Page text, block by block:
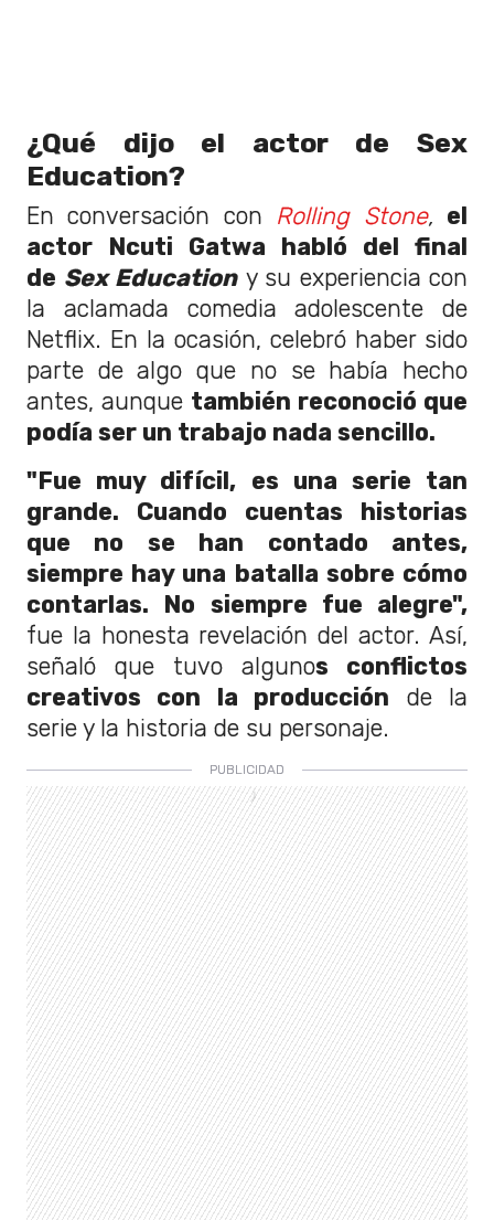
¿Qué dijo el actor de Sex
Education?
En conversación con Rolling Stone, el
actor Ncuti Gatwa habló del final
de Sex Education y su experiencia con
la aclamada comedia adolescente de
Netflix. En la ocasión, celebró haber sido
parte de algo que no se había hecho
antes, aunque también reconoció que
podía ser un trabajo nada sencillo.
"Fue muy difícil, es una serie tan
grande. Cuando cuentas historias
que no se han contado antes,
siempre hay una batalla sobre cómo
contarlas. No siempre fue alegre",
fue la honesta revelación del actor. Así,
señaló que tuvo algunos conflictos
creativos con la producción de la
serie y la historia de su personaje.